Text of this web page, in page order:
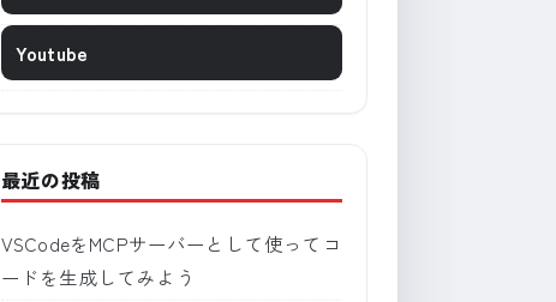
Youtube
最近の投稿
VSCodeをMCPサーバーとして使ってコ
ードを生成してみよう